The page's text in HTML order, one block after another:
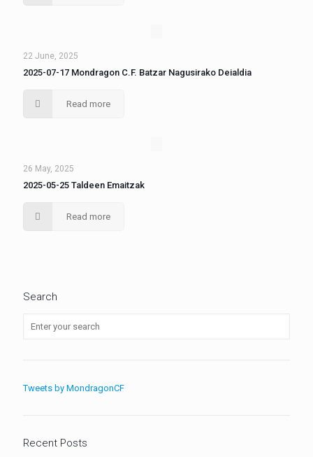
22 June, 2025
2025-07-17 Mondragon C.F. Batzar Nagusirako Deialdia
Read more
26 May, 2025
2025-05-25 Taldeen Emaitzak
Read more
Search
Tweets by MondragonCF
Recent Posts